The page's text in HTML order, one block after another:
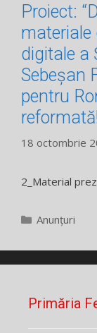
Proiect:
materiale
digitale a
Sebeșan
pentru
18 octombrie
2_Material
Categorii
Anunțuri
Primăria